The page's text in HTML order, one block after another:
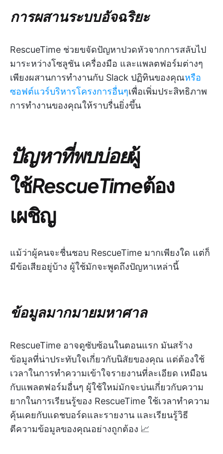
การผสานระบบอัจฉริยะ
RescueTime ช่วยขจัดปัญหาปวดหัวจากการสลับไป
มาระหว่างโซลูชัน เครื่องมือ และแพลตฟอร์มต่างๆ
เพียงผสานการทำงานกับ Slack ปฏิทินของคุณหรือ
ซอฟต์แวร์บริหารโครงการอื่นๆเพื่อเพิ่มประสิทธิภาพ
การทำงานของคุณให้ราบรื่นยิ่งขึ้น
ปัญหาที่พบบ่อยผู้
ใช้RescueTimeต้อง
เผชิญ
แม้ว่าผู้คนจะชื่นชอบ RescueTime มากเพียงใด แต่ก็
มีข้อเสียอยู่บ้าง ผู้ใช้มักจะพูดถึงปัญหาเหล่านี้
ข้อมูลมากมายมหาศาล
RescueTime อาจดูซับซ้อนในตอนแรก มันสร้าง
ข้อมูลที่น่าประทับใจเกี่ยวกับนิสัยของคุณ แต่ต้องใช้
เวลาในการทำความเข้าใจรายงานที่ละเอียด เหมือน
กับแพลตฟอร์มอื่นๆ ผู้ใช้ใหม่มักจะบ่นเกี่ยวกับความ
ยากในการเรียนรู้ของ RescueTime ใช้เวลาทำความ
คุ้นเคยกับแดชบอร์ดและรายงาน และเรียนรู้วิธี
ตีความข้อมูลของคุณอย่างถูกต้อง 📈